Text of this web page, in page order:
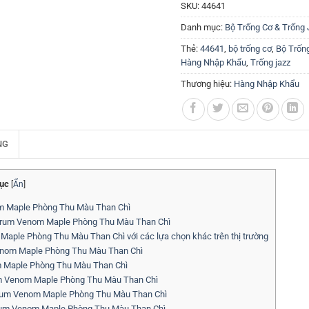
SKU: 44641
Danh mục: Bộ Trống Cơ & Trống
Thẻ: 44641, bộ trống cơ, Bộ
Hàng Nhập Khẩu, Trống jazz
Thương hiệu: Hàng Nhập Khẩu
Ẩn
Maple Phòng Thu Màu Than Chì
Venom Maple Phòng Thu Màu Than Chì
Phòng Thu Màu Than Chì với các lựa chọn khác trên thị trường
Maple Phòng Thu Màu Than Chì
Phòng Thu Màu Than Chì
Maple Phòng Thu Màu Than Chì
Venom Maple Phòng Thu Màu Than Chì